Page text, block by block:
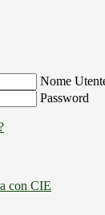
Nome
Password
con CIE